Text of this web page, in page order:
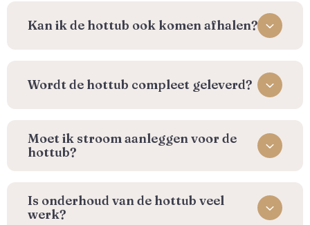
Kan ik de hottub ook komen afhalen?
Wordt de hottub compleet geleverd?
Moet ik stroom aanleggen voor de
hottub?
Is onderhoud van de hottub veel
werk?